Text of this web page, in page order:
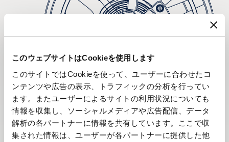
このウェブサイトはCookieを使用します
このサイトではCookieを使って、ユーザーに合わせたコ
ンテンツや広告の表示、トラフィックの分析を行ってい
ます。またユーザーによるサイトの利用状況についても
情報を収集し、ソーシャルメディアや広告配信、データ
解析の各パートナーに情報を共有しています。ここで収
集された情報は、ユーザーが各パートナーに提供した他